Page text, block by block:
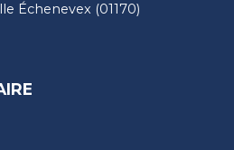
Échenevex (01170)